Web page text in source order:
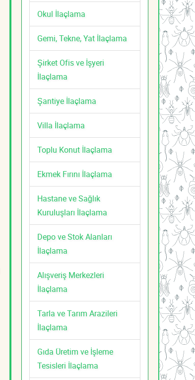
Okul İlaçlama
Gemi, Tekne, Yat İlaçlama
Şirket Ofis ve İşyeri
İlaçlama
Şantiye İlaçlama
Villa İlaçlama
Toplu Konut İlaçlama
Ekmek Fırını İlaçlama
Hastane ve Sağlık
Kuruluşları İlaçlama
Depo ve Stok Alanları
İlaçlama
Alışveriş Merkezleri
İlaçlama
Tarla ve Tarım Arazileri
İlaçlama
Gıda Üretim ve İşleme
Tesisleri İlaçlama